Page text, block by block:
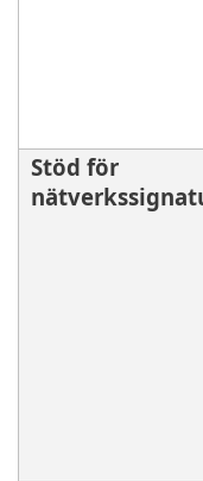
Stöd för